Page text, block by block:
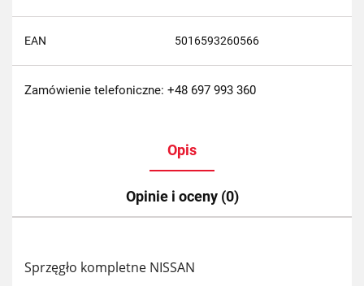
EAN 5016593260566
Zamówienie telefoniczne: +48 697 993 360
Opis
Opinie i oceny (0)
Sprzęgło kompletne NISSAN